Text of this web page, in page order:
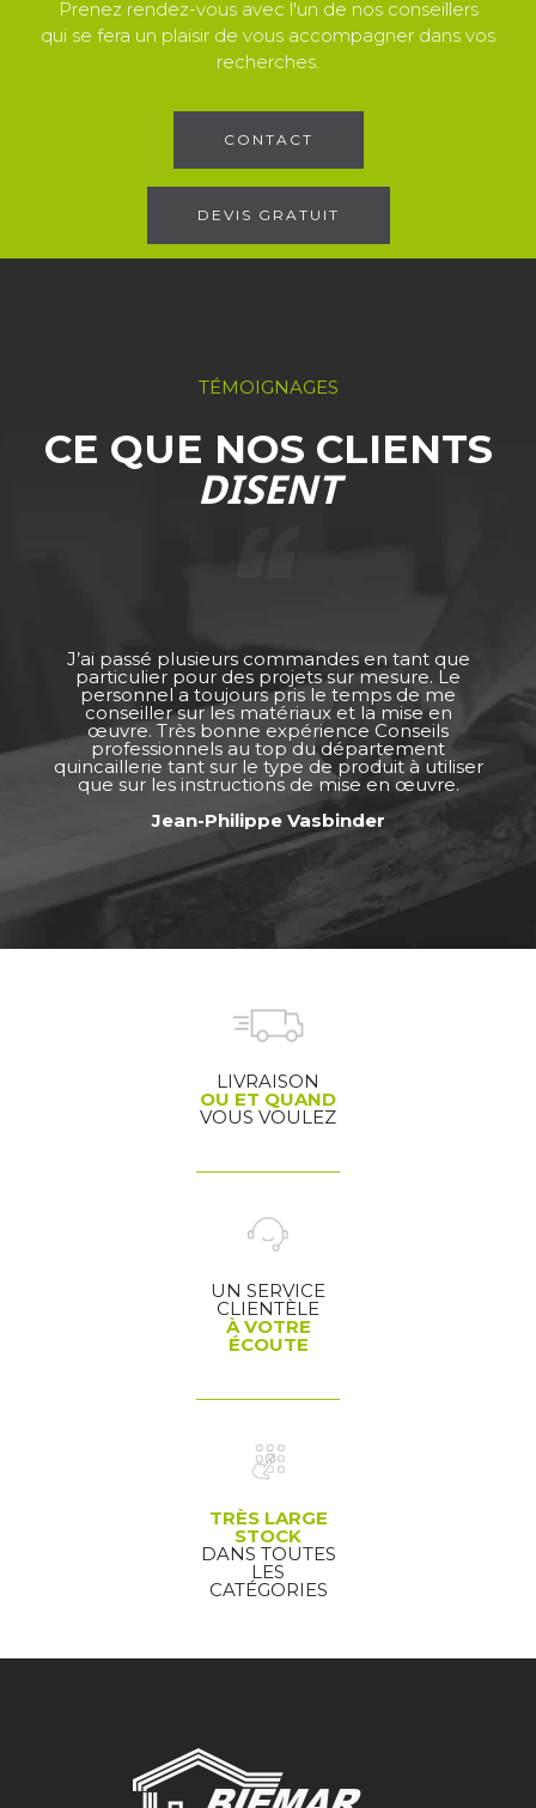
Prenez rendez-vous avec l'un de nos conseillers
qui se fera un plaisir de vous accompagner dans vos
recherches.
CONTACT
DEVIS GRATUIT
TÉMOIGNAGES
CE QUE NOS CLIENTS
DISENT
J’ai passé plusieurs commandes en tant que
particulier pour des projets sur mesure. Le
personnel a toujours pris le temps de me
conseiller sur les matériaux et la mise en
œuvre. Très bonne expérience Conseils
professionnels au top du département
quincaillerie tant sur le type de produit à utiliser
que sur les instructions de mise en œuvre.
Jean-Philippe Vasbinder
LIVRAISON
OU ET QUAND
VOUS VOULEZ
UN SERVICE
CLIENTÈLE
À VOTRE
ÉCOUTE
TRÈS LARGE
STOCK
DANS TOUTES
LES
CATÉGORIES